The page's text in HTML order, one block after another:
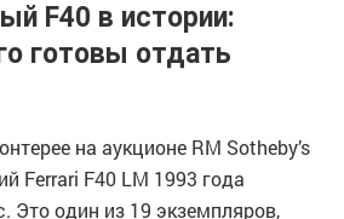
F40 в истории:
готовы отдать
на аукционе RM Sotheby’s
Ferrari F40 LM 1993 года
Это один из 19 экземпляров,